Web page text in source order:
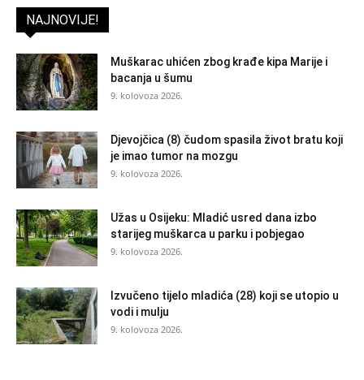
NAJNOVIJE!
Muškarac uhićen zbog krađe kipa Marije i
bacanja u šumu
9. kolovoza 2026.
Djevojčica (8) čudom spasila život bratu koji
je imao tumor na mozgu
9. kolovoza 2026.
Užas u Osijeku: Mladić usred dana izbo
starijeg muškarca u parku i pobjegao
9. kolovoza 2026.
Izvučeno tijelo mladića (28) koji se utopio u
vodi i mulju
9. kolovoza 2026.